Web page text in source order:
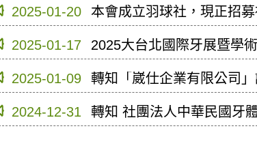
2025-01-20
本會成立羽球社，現正招
2025-01-17 2025大台北國際牙展暨學
2025-01-09 轉知「崴仕企業有限公司
2024-12-31 轉知 社團法人中華民國牙